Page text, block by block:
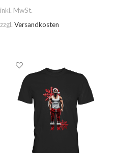
inkl. MwSt.
zzgl. Versandkosten